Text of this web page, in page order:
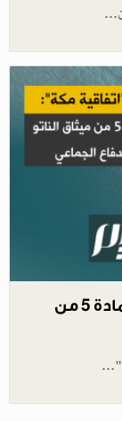
فيدان عن "اتفاقية مكة": مطابقة للمادة 5 من